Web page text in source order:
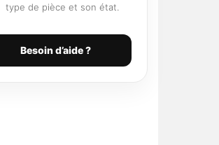
type de pièce et son état.
Besoin d’aide ?